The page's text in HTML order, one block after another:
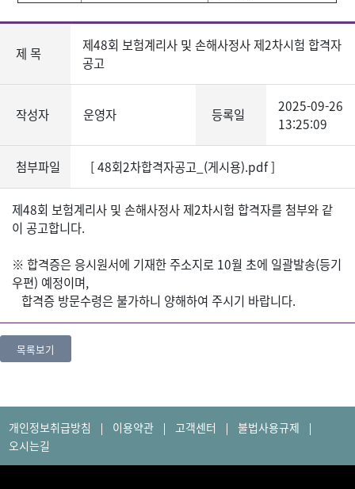
제 목
제48회 보험계리사 및 손해사정사 제2차시험 합격자
공고
작성자 운영자 등록일
2025-09-26
13:25:09
첨부파일 [48회2차합격자공고_(게시용).pdf]
제48회 보험계리사 및 손해사정사 제2차시험 합격자를 첨부와 같
이 공고합니다.
※ 합격증은 응시원서에 기재한 주소지로 10월 초에 일괄발송(등기
우편) 예정이며,
합격증 방문수령은 불가하니 양해하여 주시기 바랍니다.
목록보기
개인정보취급방침 이용약관 고객센터
불법사용규제
오시는길